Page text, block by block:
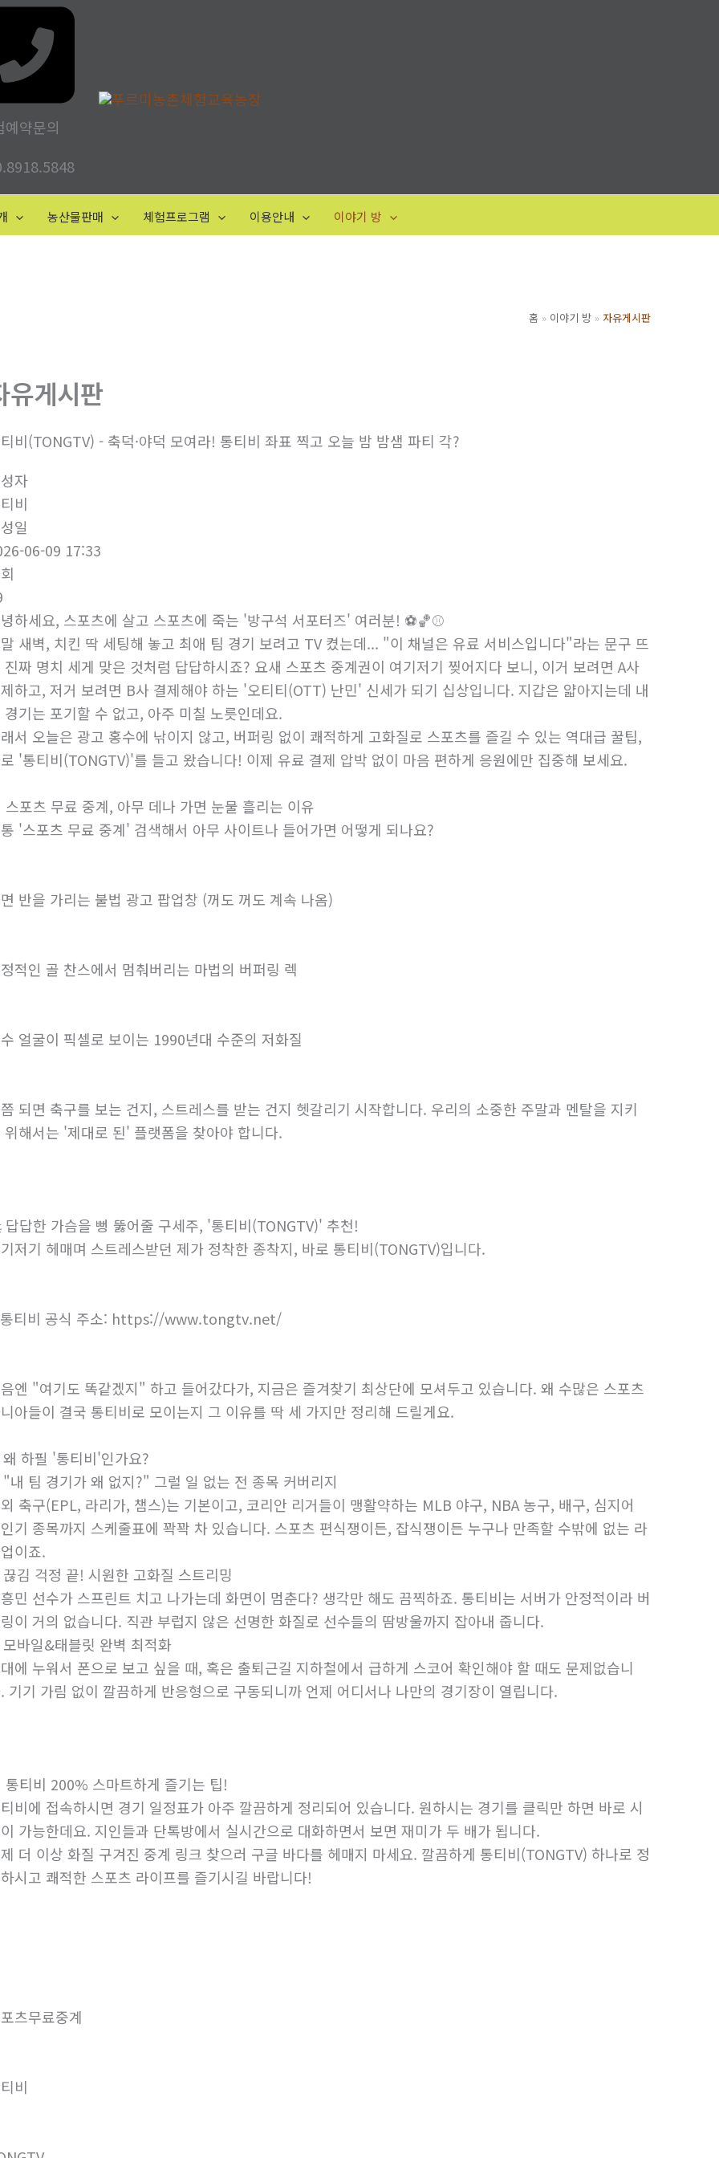
예약문의
농산물판매 체험프로그램 이용안내 이야기 방
홈 이야기 방 자유게시판
유게시판
비(TONGTV) - 축덕·야덕 모여라! 통티비 좌표 찍고 오늘 밤 밤샘 파티 각?
자
비
일
06-09 17:33
하세요, 스포츠에 살고 스포츠에 죽는 '방구석 서포터즈' 여러분! ⚽🏀⚾
새벽, 치킨 딱 세팅해 놓고 최애 팀 경기 보려고 TV 켰는데... "이 채널은 유료 서비스입니다"라는 문구 뜨
진짜 명치 세게 맞은 것처럼 답답하시죠? 요새 스포츠 중계권이 여기저기 찢어지다 보니, 이거 보려면 A사
하고, 저거 보려면 B사 결제해야 하는 '오티티(OTT) 난민' 신세가 되기 십상입니다. 지갑은 얇아지는데 내
경기는 포기할 수 없고, 아주 미칠 노릇인데요.
서 오늘은 광고 홍수에 낚이지 않고, 버퍼링 없이 쾌적하게 고화질로 스포츠를 즐길 수 있는 역대급 꿀팁,
'통티비(TONGTV)'를 들고 왔습니다! 이제 유료 결제 압박 없이 마음 편하게 응원에만 집중해 보세요.
스포츠 무료 중계, 아무 데나 가면 눈물 흘리는 이유
'스포츠 무료 중계' 검색해서 아무 사이트나 들어가면 어떻게 되나요?
반을 가리는 불법 광고 팝업창 (꺼도 꺼도 계속 나옴)
적인 골 찬스에서 멈춰버리는 마법의 버퍼링 렉
얼굴이 픽셀로 보이는 1990년대 수준의 저화질
되면 축구를 보는 건지, 스트레스를 받는 건지 헷갈리기 시작합니다. 우리의 소중한 주말과 멘탈을 지키
위해서는 '제대로 된' 플랫폼을 찾아야 합니다.
답답한 가슴을 뻥 뚫어줄 구세주, '통티비(TONGTV)' 추천!
저기 헤매며 스트레스받던 제가 정착한 종착지, 바로 통티비(TONGTV)입니다.
통티비 공식 주소: https://www.tongtv.net/
엔 "여기도 똑같겠지" 하고 들어갔다가, 지금은 즐겨찾기 최상단에 모셔두고 있습니다. 왜 수많은 스포츠
아들이 결국 통티비로 모이는지 그 이유를 딱 세 가지만 정리해 드릴게요.
왜 하필 '통티비'인가요?
"내 팀 경기가 왜 없지?" 그럴 일 없는 전 종목 커버리지
축구(EPL, 라리가, 챔스)는 기본이고, 코리안 리거들이 맹활약하는 MLB 야구, NBA 농구, 배구, 심지어
기 종목까지 스케줄표에 꽉꽉 차 있습니다. 스포츠 편식쟁이든, 잡식쟁이든 누구나 만족할 수밖에 없는 라
이죠.
김 걱정 끝! 시원한 고화질 스트리밍
민 선수가 스프린트 치고 나가는데 화면이 멈춘다? 생각만 해도 끔찍하죠. 통티비는 서버가 안정적이라 버
이 거의 없습니다. 직관 부럽지 않은 선명한 화질로 선수들의 땀방울까지 잡아내 줍니다.
바일&태블릿 완벽 최적화
에 누워서 폰으로 보고 싶을 때, 혹은 출퇴근길 지하철에서 급하게 스코어 확인해야 할 때도 문제없습니
기기 가림 없이 깔끔하게 반응형으로 구동되니까 언제 어디서나 나만의 경기장이 열립니다.
통티비 200% 스마트하게 즐기는 팁!
비에 접속하시면 경기 일정표가 아주 깔끔하게 정리되어 있습니다. 원하시는 경기를 클릭만 하면 바로 시
가능한데요. 지인들과 단톡방에서 실시간으로 대화하면서 보면 재미가 두 배가 됩니다.
더 이상 화질 구겨진 중계 링크 찾으러 구글 바다를 헤매지 마세요. 깔끔하게 통티비(TONGTV) 하나로 정
시고 쾌적한 스포츠 라이프를 즐기시길 바랍니다!
츠무료중계
비